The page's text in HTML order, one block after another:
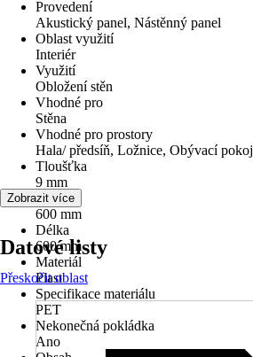
Provedení
Akustický panel, Nástěnný panel
Oblast využití
Interiér
Využití
Obložení stěn
Vhodné pro
Stěna
Vhodné pro prostory
Hala/ předsíň, Ložnice, Obývací pokoj
Tloušťka
9 mm
Šířka
600 mm
Délka
600 mm
Materiál
Plast
Specifikace materiálu
PET
Nekonečná pokládka
Ano
Zobrazit více
Datové listy
Přeskočit oblast